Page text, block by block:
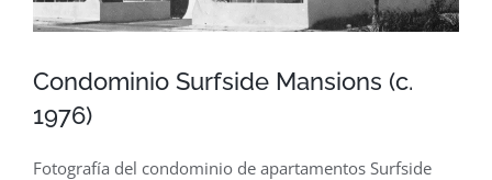
Condominio Surfside Mansions (c.
1976)
Fotografía del condominio de apartamentos Surfside